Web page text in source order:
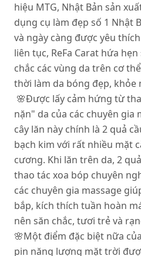
hiệu MTG, Nhật Bản sản
dụng cụ làm đẹp số 1 Nhật
và ngày càng được yêu
liên tục, ReFa Carat hứa
chắc các vùng da trên cơ
thời làm da bóng đẹp, khỏe
🌸Được lấy cảm hứng từ
nặn" da của các chuyên gia
cây lăn này chính là 2 quả
bạch kim với rất nhiều mặt
cương. Khi lăn trên da, 2
thao tác xoa bóp chuyên
các chuyên gia massage
bắp, kích thích tuần hoàn
nên săn chắc, tươi trẻ và
🌸Một điểm đặc biệt nữa
pin năng lượng mặt trời